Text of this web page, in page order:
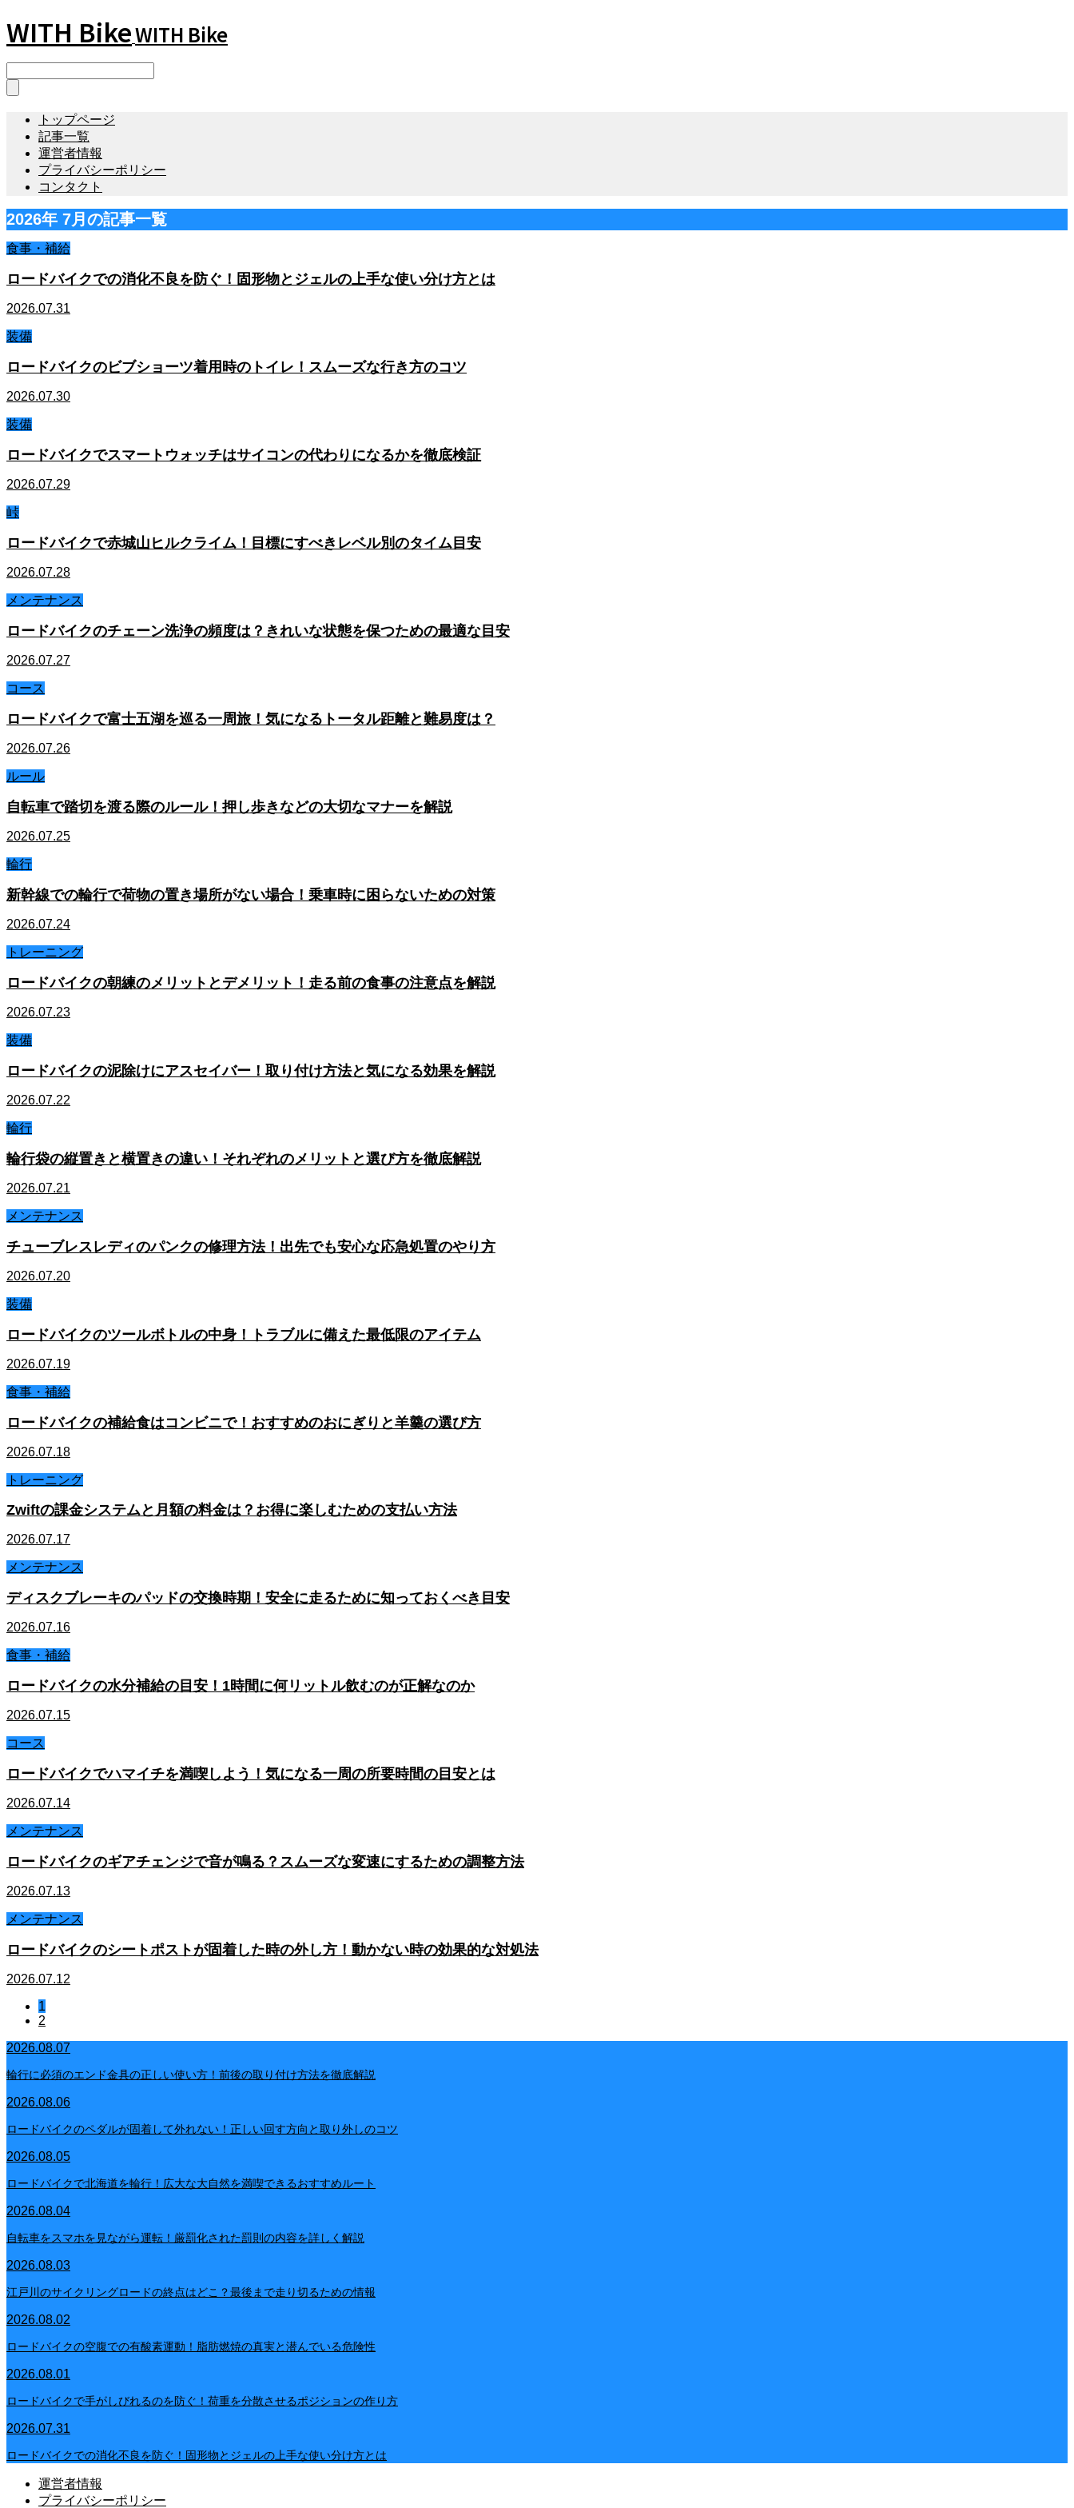
WITH BikeWITH Bike
トップページ
記事一覧
運営者情報
プライバシーポリシー
コンタクト
2026年 7月の記事一覧
食事・補給
ロードバイクでの消化不良を防ぐ！固形物とジェルの上手な使い分け方とは
2026.07.31
装備
ロードバイクのビブショーツ着用時のトイレ！スムーズな行き方のコツ
2026.07.30
装備
ロードバイクでスマートウォッチはサイコンの代わりになるかを徹底検証
2026.07.29
峠
ロードバイクで赤城山ヒルクライム！目標にすべきレベル別のタイム目安
2026.07.28
メンテナンス
ロードバイクのチェーン洗浄の頻度は？きれいな状態を保つための最適な目安
2026.07.27
コース
ロードバイクで富士五湖を巡る一周旅！気になるトータル距離と難易度は？
2026.07.26
ルール
自転車で踏切を渡る際のルール！押し歩きなどの大切なマナーを解説
2026.07.25
輪行
新幹線での輪行で荷物の置き場所がない場合！乗車時に困らないための対策
2026.07.24
トレーニング
ロードバイクの朝練のメリットとデメリット！走る前の食事の注意点を解説
2026.07.23
装備
ロードバイクの泥除けにアスセイバー！取り付け方法と気になる効果を解説
2026.07.22
輪行
輪行袋の縦置きと横置きの違い！それぞれのメリットと選び方を徹底解説
2026.07.21
メンテナンス
チューブレスレディのパンクの修理方法！出先でも安心な応急処置のやり方
2026.07.20
装備
ロードバイクのツールボトルの中身！トラブルに備えた最低限のアイテム
2026.07.19
食事・補給
ロードバイクの補給食はコンビニで！おすすめのおにぎりと羊羹の選び方
2026.07.18
トレーニング
Zwiftの課金システムと月額の料金は？お得に楽しむための支払い方法
2026.07.17
メンテナンス
ディスクブレーキのパッドの交換時期！安全に走るために知っておくべき目安
2026.07.16
食事・補給
ロードバイクの水分補給の目安！1時間に何リットル飲むのが正解なのか
2026.07.15
コース
ロードバイクでハマイチを満喫しよう！気になる一周の所要時間の目安とは
2026.07.14
メンテナンス
ロードバイクのギアチェンジで音が鳴る？スムーズな変速にするための調整方法
2026.07.13
メンテナンス
ロードバイクのシートポストが固着した時の外し方！動かない時の効果的な対処法
2026.07.12
1
2
2026.08.07
輪行に必須のエンド金具の正しい使い方！前後の取り付け方法を徹底解説
2026.08.06
ロードバイクのペダルが固着して外れない！正しい回す方向と取り外しのコツ
2026.08.05
ロードバイクで北海道を輪行！広大な大自然を満喫できるおすすめルート
2026.08.04
自転車をスマホを見ながら運転！厳罰化された罰則の内容を詳しく解説
2026.08.03
江戸川のサイクリングロードの終点はどこ？最後まで走り切るための情報
2026.08.02
ロードバイクの空腹での有酸素運動！脂肪燃焼の真実と潜んでいる危険性
2026.08.01
ロードバイクで手がしびれるのを防ぐ！荷重を分散させるポジションの作り方
2026.07.31
ロードバイクでの消化不良を防ぐ！固形物とジェルの上手な使い分け方とは
運営者情報
プライバシーポリシー